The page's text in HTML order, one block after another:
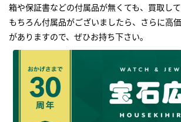
箱や保証書などの付属品が無くても、買取して
もちろん付属品がございましたら、さらに高
がありますので、ぜひお持ち下さい｡